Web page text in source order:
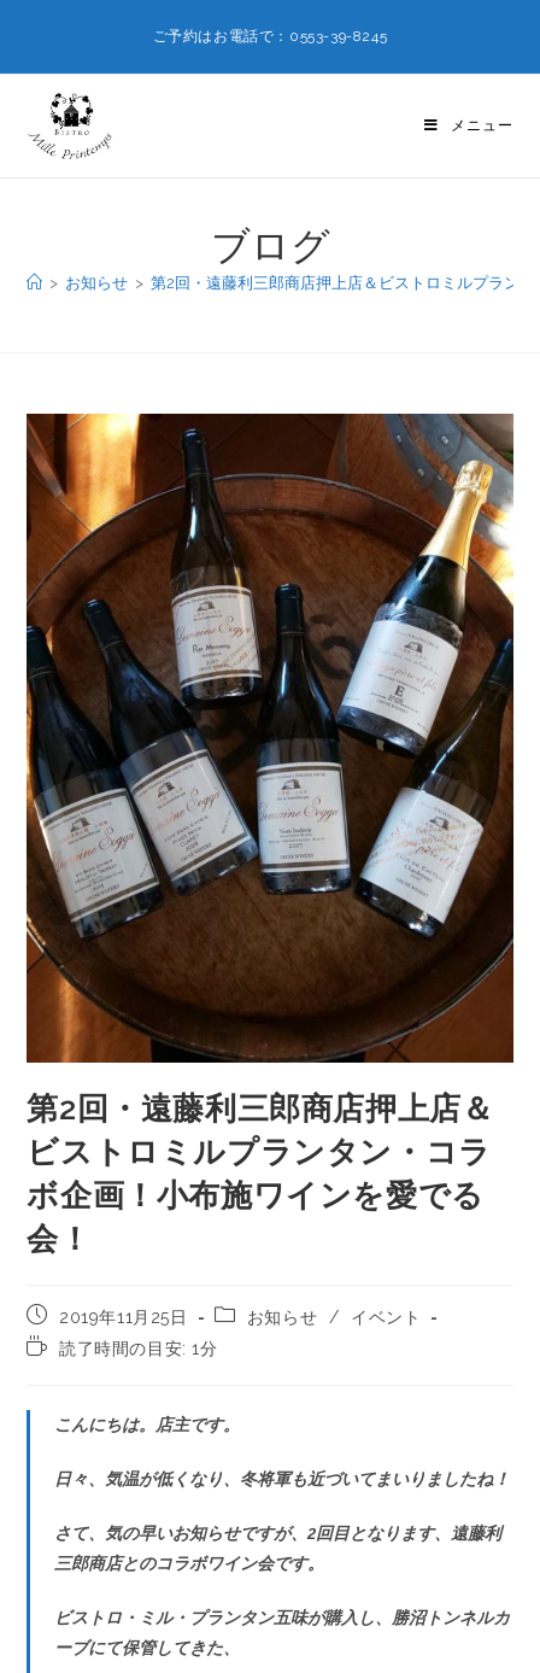
ご予約はお電話で：0553-39-8245
メニュー
ブログ
> お知らせ > 第2回・遠藤利三郎商店押上店＆ビストロミルプラン
第2回・遠藤利三郎商店押上店＆
ビストロミルプランタン・コラ
ボ企画！小布施ワインを愛でる
会！
2019年11月25日 お知らせ /
イベント
読了時間の目安: 1分
こんにちは。店主です。
日々、気温が低くなり、冬将軍も近づいてまいりましたね！
さて、気の早いお知らせですが、2回目となります、遠藤利
三郎商店とのコラボワイン会です。
ビストロ・ミル・プランタン五味が購入し、勝沼トンネルカ
ーブにて保管してきた、